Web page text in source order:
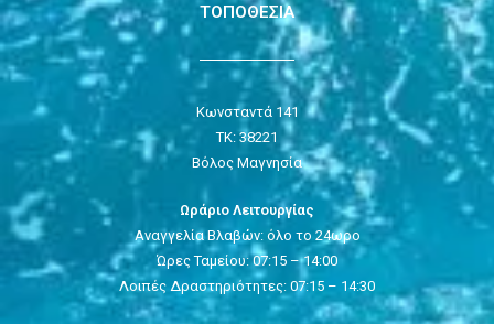
ΤΟΠΟΘΕΣΙΑ
Κωνσταντά 141
ΤΚ: 38221
Βόλος Μαγνησία
Ωράριο Λειτουργίας
Αναγγελία Βλαβών: όλο το 24ωρο
Ώρες Ταμείου: 07:15 – 14:00
Λοιπές Δραστηριότητες: 07:15 – 14:30